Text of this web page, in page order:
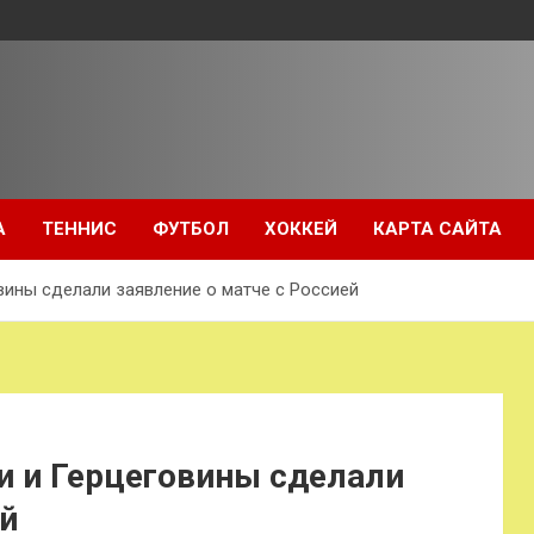
ТЕННИС ФУТБОЛ ХОККЕЙ КАРТА САЙТА
сделали заявление о матче с Россией
и Герцеговины сделали